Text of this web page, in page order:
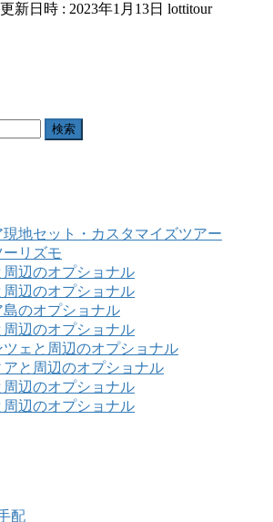
新日時 : 2023年1月13日 lottitour
現地セット・カスタマイズツアー
ーリズモ
周辺のオプショナル
周辺のオプショナル
島のオプショナル
周辺のオプショナル
ツェと周辺のオプショナル
アと周辺のオプショナル
周辺のオプショナル
周辺のオプショナル
配